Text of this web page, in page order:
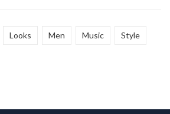
Looks Men Music Style